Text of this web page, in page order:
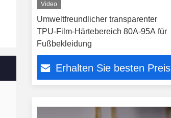
Video
Umweltfreundlicher transparenter
TPU-Film-Härtebereich 80A-95A für
Fußbekleidung
Erhalten Sie besten Preis